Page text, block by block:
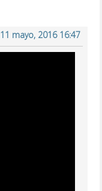
11 mayo, 2016 16:47